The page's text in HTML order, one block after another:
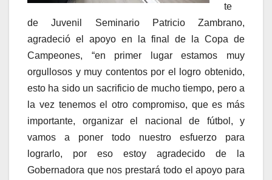
te
de Juvenil Seminario Patricio Zambrano,
agradeció el apoyo en la final de la Copa de
Campeones, “en primer lugar estamos muy
orgullosos y muy contentos por el logro obtenido,
esto ha sido un sacrificio de mucho tiempo, pero a
la vez tenemos el otro compromiso, que es más
importante, organizar el nacional de fútbol, y
vamos a poner todo nuestro esfuerzo para
lograrlo, por eso estoy agradecido de la
Gobernadora que nos prestará todo el apoyo para